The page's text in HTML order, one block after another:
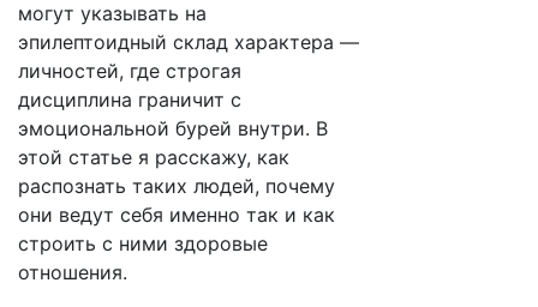
могут указывать на
эпилептоидный склад характера —
личностей, где строгая
дисциплина граничит с
эмоциональной бурей внутри. В
этой статье я расскажу, как
распознать таких людей, почему
они ведут себя именно так и как
строить с ними здоровые
отношения.